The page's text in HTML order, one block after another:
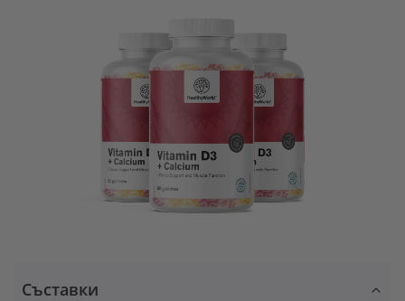
Съставки